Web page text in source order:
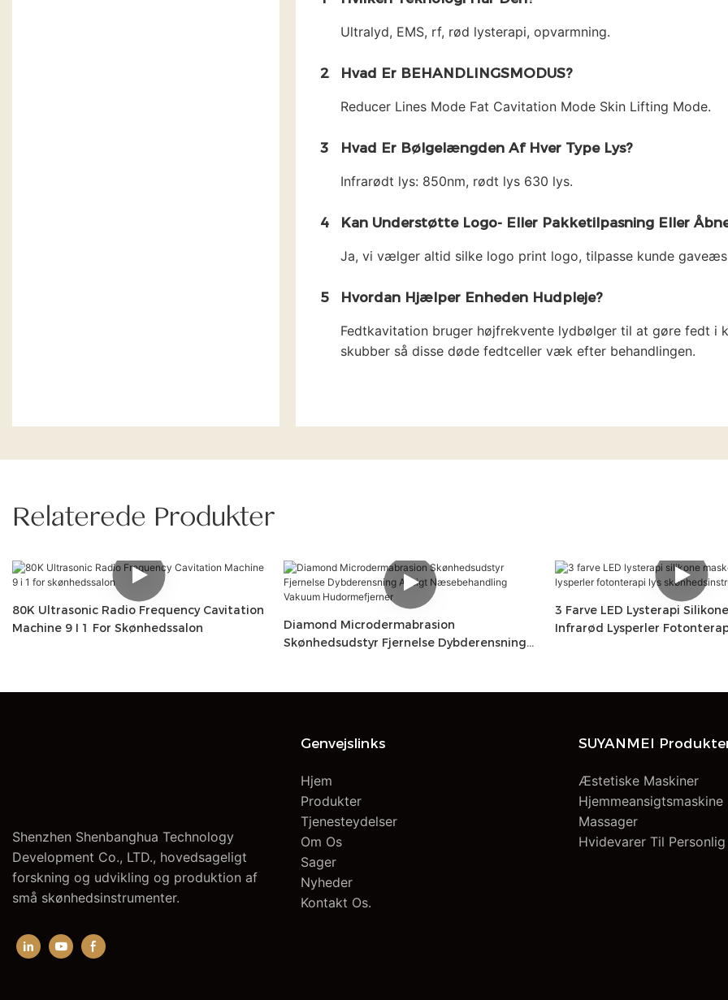
Ultralyd, EMS, rf, rød lysterapi, opvarmning.
2 Hvad Er BEHANDLINGSMODUS?
Reducer Lines Mode Fat Cavitation Mode Skin Lifting Mode.
3 Hvad Er Bølgelængden Af ​​hver Type Lys?
Infrarødt lys: 850nm, rødt lys 630 lys.
4 Kan Understøtte Logo- Eller Pakketilpasning Eller
Ja, vi vælger altid silke logo print logo, tilpasse kunde
5 Hvordan Hjælper Enheden Hudpleje?
Fedtkavitation bruger højfrekvente lydbølger til at gøre fedt i
skubber så disse døde fedtceller væk efter behandlingen.
Relaterede Produkter
80K Ultrasonic Radio Frequency Cavitation
Machine 9 I 1 For Skønhedssalon
Diamond Microdermabrasion
Skønhedsudstyr Fjernelse Dybderensning
3 Farve LED Lysterapi
Infrarød Lysperler
Shenzhen Shenbanghua Technology
Development Co., LTD., hovedsageligt
forskning og udvikling og produktion af
små skønhedsinstrumenter.
Genvejslinks
Hjem
Produkter
Tjenesteydelser
Om Os
Sager
Nyheder
Kontakt Os.
SUYANMEI
Æstetiske Maskiner
Hjemmeansigtsmaskine
Massager
Hvidevarer Til